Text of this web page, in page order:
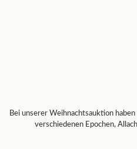
Bei unserer Weihnachtsauktion
verschiedenen Epochen,